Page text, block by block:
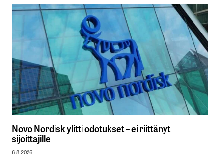
Novo Nordisk ylitti odotukset – ei riittänyt
sijoittajille
6.8.2026